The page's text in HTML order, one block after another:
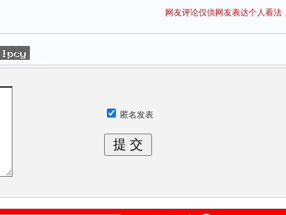
网友评论仅供网友表达个人看
匿名发表